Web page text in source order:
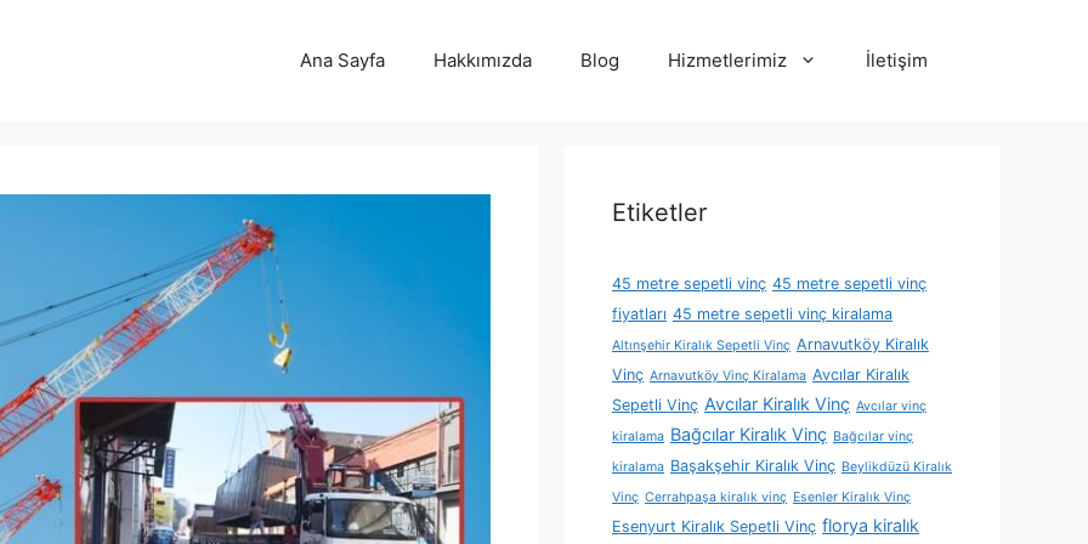
Ana Sayfa Hakkımızda Blog Hizmetlerimiz İletişim
Etiketler
45 metre sepetli vinç 45 metre sepetli vinç
fiyatları 45 metre sepetli vinç kiralama
Altınşehir Kiralık Sepetli Vinç Arnavutköy Kiralık
Vinç Arnavutköy Vinç Kiralama Avcılar Kiralık
Sepetli Vinç Avcılar Kiralık Vinç Avcılar vinç
kiralama Bağcılar Kiralık Vinç Bağcılar vinç
kiralama Başakşehir Kiralık Vinç Beylikdüzü Kiralık
Vinç Cerrahpaşa kiralık vinç Esenler Kiralık Vinç
Esenyurt Kiralık Sepetli Vinç florya kiralık